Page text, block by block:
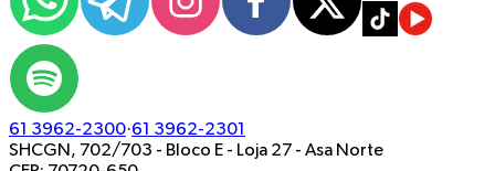
61 3962-2300·61 3962-2301
SHCGN, 702/703 - Bloco E - Loja 27 - Asa Norte